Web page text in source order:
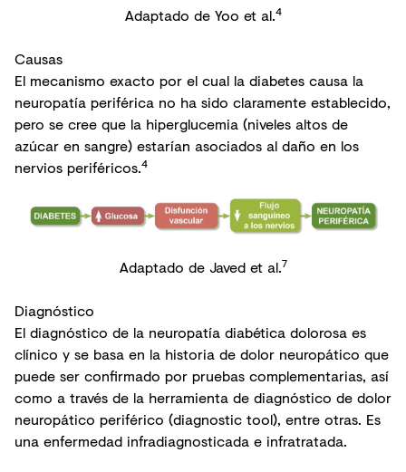
Adaptado de Yoo et al.4
Causas
El mecanismo exacto por el cual la diabetes causa la
neuropatía periférica no ha sido claramente establecido,
pero se cree que la hiperglucemia (niveles altos de
azúcar en sangre) estarían asociados al daño en los
nervios periféricos.4
Adaptado de Javed et al.7
Diagnóstico
El diagnóstico de la neuropatía diabética dolorosa es
clínico y se basa en la historia de dolor neuropático que
puede ser confirmado por pruebas complementarias, así
como a través de la herramienta de diagnóstico de dolor
neuropático periférico (diagnostic tool), entre otras. Es
una enfermedad infradiagnosticada e infratratada.